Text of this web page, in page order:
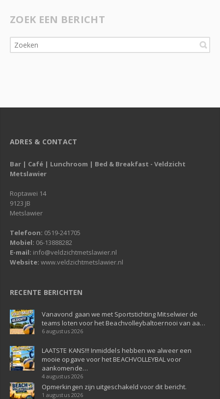
ZOEK EEN BERICHT
ADRES & CONTACT
Bar | Café | Lunchroom | Bed & Breakfast - Veldzicht
Metslawier
Roptawei 14
9123 JB
Metslawier
Telefoon: 0519-241705
Mobiel: 06-13888282
E-mail: info@veldzichtmetslawier.nl
Website: www.veldzichtmetslawier.nl
RECENTE BERICHTEN
Vanavond gaan we met Sportstichting Mitselwier de
teams loten voor het Beachvolleybaltoernooi van aa…
6 augustus 2026
LAATSTE KANS!!! Inmiddels hebben we alweer een
mooie opgave voor het BEACHVOLLEYBAL voor
aankomende…
4 augustus 2026
Opmerkingen zijn uitgeschakeld voor dit bericht.
1 augustus 2026